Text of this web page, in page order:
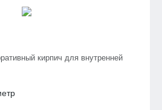
кирпич для внутренней